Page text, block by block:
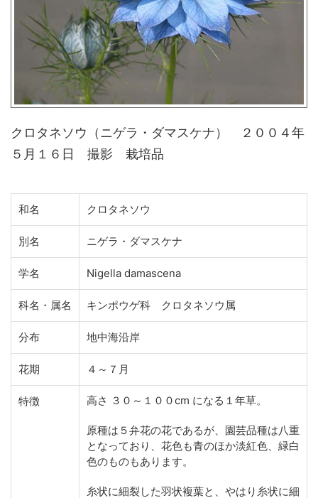
クロタネソウ（ニゲラ・ダマスケナ） ２００４年
５月１６日 撮影 栽培品
和名 クロタネソウ
別名 ニゲラ・ダマスケナ
学名 Nigella damascena
科名・属名 キンポウゲ科 クロタネソウ属
分布 地中海沿岸
花期 ４～７月
特徴 高さ ３０～１００cm になる１年草。
原種は５弁花の花であるが、園芸品種は八重
となっており、花色も青のほか淡紅色、緑白
色のものもあります。
糸状に細裂した羽状複葉と、やはり糸状に細